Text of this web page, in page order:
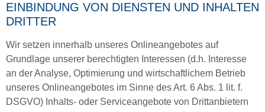
EINBINDUNG VON DIENSTEN UND INHALTEN
DRITTER
Wir setzen innerhalb unseres Onlineangebotes auf
Grundlage unserer berechtigten Interessen (d.h. Interesse
an der Analyse, Optimierung und wirtschaftlichem Betrieb
unseres Onlineangebotes im Sinne des Art. 6 Abs. 1 lit. f.
DSGVO) Inhalts- oder Serviceangebote von Drittanbietern